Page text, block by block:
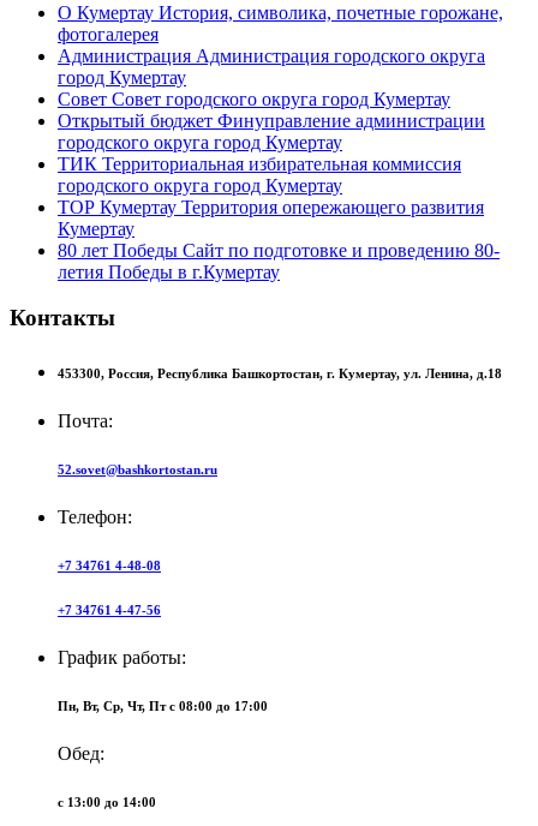
О Кумертау История, символика, почетные горожане,
фотогалерея
Администрация Администрация городского округа
город Кумертау
Совет Совет городского округа город Кумертау
Открытый бюджет Финуправление администрации
городского округа город Кумертау
ТИК Территориальная избирательная коммиссия
городского округа город Кумертау
ТОР Кумертау Территория опережающего развития
Кумертау
80 лет Победы Сайт по подготовке и проведению 80-
летия Победы в г.Кумертау
Контакты
453300, Россия, Республика Башкортостан, г. Кумертау, ул. Ленина, д.18
Почта:
52.sovet@bashkortostan.ru
Телефон:
+7 34761 4-48-08
+7 34761 4-47-56
График работы:
Пн, Вт, Ср, Чт, Пт c 08:00 до 17:00
Обед:
c 13:00 до 14:00